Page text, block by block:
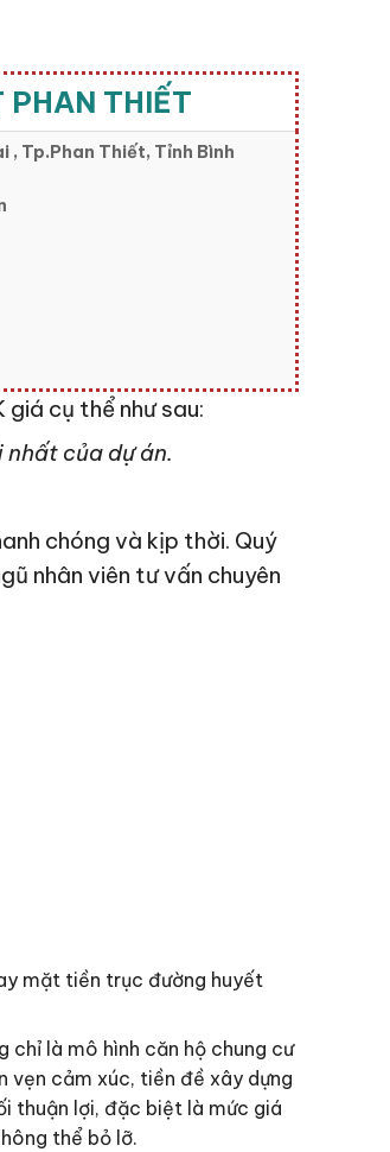
PHAN THIẾT
, Tp.Phan Thiết, Tỉnh Bình
cụ thể như sau:
của dự án.
chóng và kịp thời. Quý
nhân viên tư vấn chuyên
mặt tiền trục đường huyết
chỉ là mô hình căn hộ chung cư
vẹn cảm xúc, tiền đề xây dựng
thuận lợi, đặc biệt là mức giá
thể bỏ lỡ.